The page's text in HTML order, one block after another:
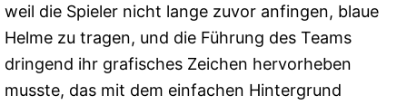
weil die Spieler nicht lange zuvor anfingen, blaue
Helme zu tragen, und die Führung des Teams
dringend ihr grafisches Zeichen hervorheben
musste, das mit dem einfachen Hintergrund